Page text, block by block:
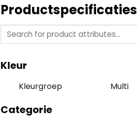
Productspecificaties
Kleur
Kleurgroep Multi
Categorie